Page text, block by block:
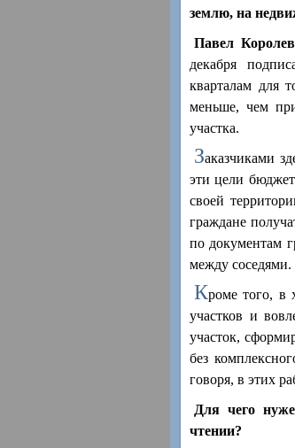
землю, на
Павел
декабря
кварталам для
меньше, чем
участка.
Заказчиками
эти цели
своей
граждане
по документам
между соседями.
Кроме того, в
участков и
участок,
без
говоря, в этих
Для чего
чтении?